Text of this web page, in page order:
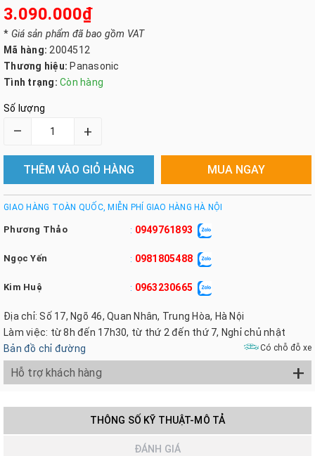
3.090.000₫
* Giá sản phẩm đã bao gồm VAT
Mã hàng: 2004512
Thương hiệu: Panasonic
Tình trạng: Còn hàng
Số lượng
– +
THÊM VÀO GIỎ HÀNG MUA NGAY
GIAO HÀNG TOÀN QUỐC, MIỄN PHÍ GIAO HÀNG HÀ NỘI
Phương Thảo : 0949761893
Ngọc Yến : 0981805488
Kim Huệ : 0963230665
Địa chỉ: Số 17, Ngõ 46, Quan Nhân, Trung Hòa, Hà Nội
Làm việc: từ 8h đến 17h30, từ thứ 2 đến thứ 7, Nghỉ chủ nhật
Bản đồ chỉ đường
Có chỗ đỗ xe
Hỗ trợ khách hàng +
THÔNG SỐ KỸ THUẬT-MÔ TẢ
ĐÁNH GIÁ